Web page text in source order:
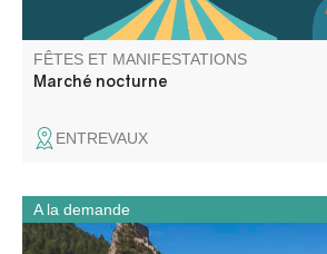
FÊTES ET MANIFESTATIONS
Marché nocturne
ENTREVAUX
Découvrez Entrevaux, son cœur
A la demande